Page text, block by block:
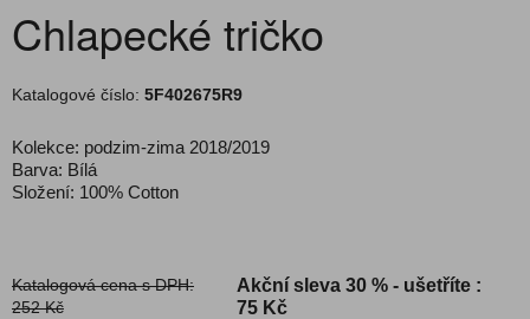
Chlapecké tričko
Katalogové číslo: 5F402675R9
Kolekce: podzim-zima 2018/2019
Barva: Bílá
Složení: 100% Cotton
Katalogová cena s DPH:
252 Kč
Akční sleva 30 % - ušetříte :
75 Kč